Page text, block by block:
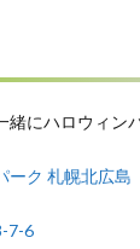
緒にハロウィン
ーク 札幌北広島
7-6